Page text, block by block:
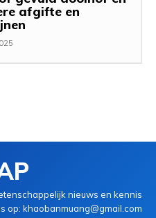
afgifte en
nieuws en kennis
op: khaobanmuang@gmail.com